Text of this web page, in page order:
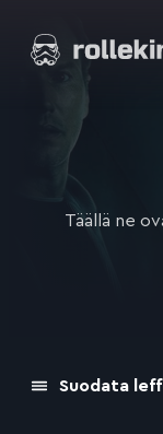
suoraan
sisältöön
Elokuvat ja elokuva-arviot | Rollekino.fi
Fiilistelyä
jälkeen.
Täällä ne
Suodata